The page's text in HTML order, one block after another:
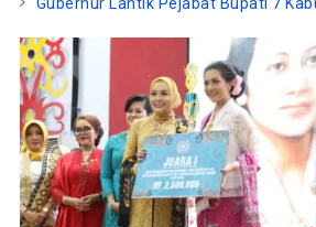
Gubernur Lantik Pejabat Bupati 7